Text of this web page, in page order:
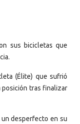
sus bicicletas que
(Élite) que sufrió
posición tras finalizar
desperfecto en su